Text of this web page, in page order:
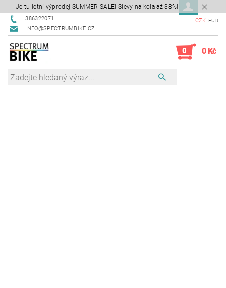
Je tu letní výprodej SUMMER SALE! Slevy na kola až 38%!
386322071
INFO@SPECTRUMBIKE.CZ
CZK EUR
0 0 Kč